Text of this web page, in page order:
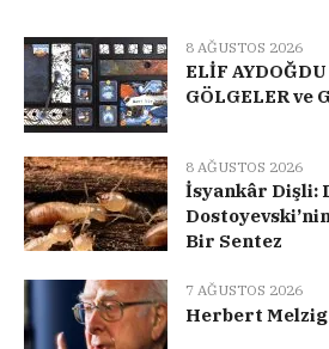
8 AĞUSTOS 2026
ELİF
GÖLGELER ve
8 AĞUSTOS 2026
İsyankâr Dişli:
Bir Sentez
7 AĞUSTOS 2026
Herbert